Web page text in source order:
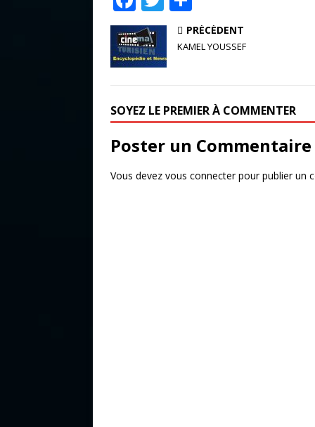
a
c
e
o
o
k
w
it
te
ar
ta
r
PRÉCÉDENT
KAMEL YOUSSEF
SOYEZ LE PREMIER À COMMENTER
Poster un Commentaire
Vous devez vous connecterpour publier un